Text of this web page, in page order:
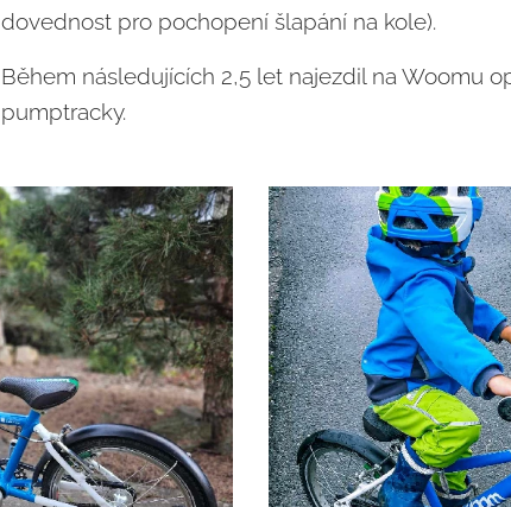
dovednost pro pochopení šlapání na kole).
Během následujících 2,5 let najezdil na Woomu
pumptracky.